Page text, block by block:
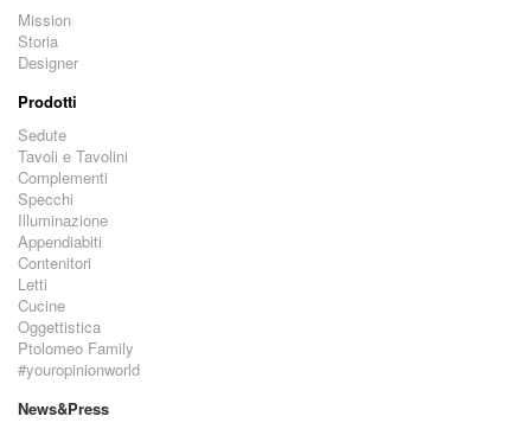
Mission
Storia
Designer
Prodotti
Sedute
Tavoli e Tavolini
Complementi
Specchi
Illuminazione
Appendiabiti
Contenitori
Letti
Cucine
Oggettistica
Ptolomeo Family
#youropinionworld
News&Press